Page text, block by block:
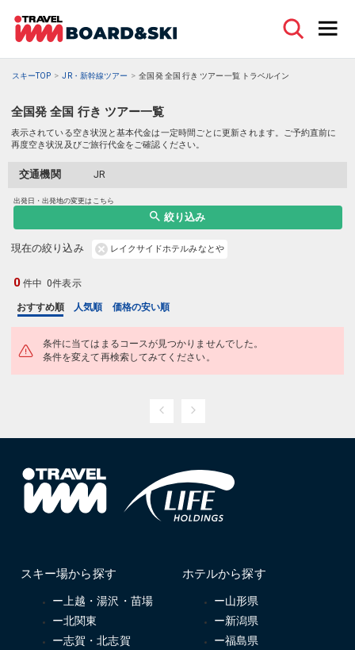
スキーTOP JR・新幹線ツアー 全国発 全国 行き ツアー一覧 トラベルイン
全国発 全国 行き ツアー一覧
表示されている空き状況と基本代金は一定時間ごとに更新されます。ご予約直前に
再度空き状況及びご旅行代金をご確認ください。
交通機関 JR
出発日・出発地の変更はこちら
絞り込み
現在の絞り込み レイクサイドホテルみなとや
0 件中 0件表示
おすすめ順 人気順 価格の安い順
条件に当てはまるコースが見つかりませんでした。
条件を変えて再検索してみてください。
スキー場から探す
ー上越・湯沢・苗場
ー北関東
ー志賀・北志賀
ホテルから探す
ー山形県
ー新潟県
ー福島県